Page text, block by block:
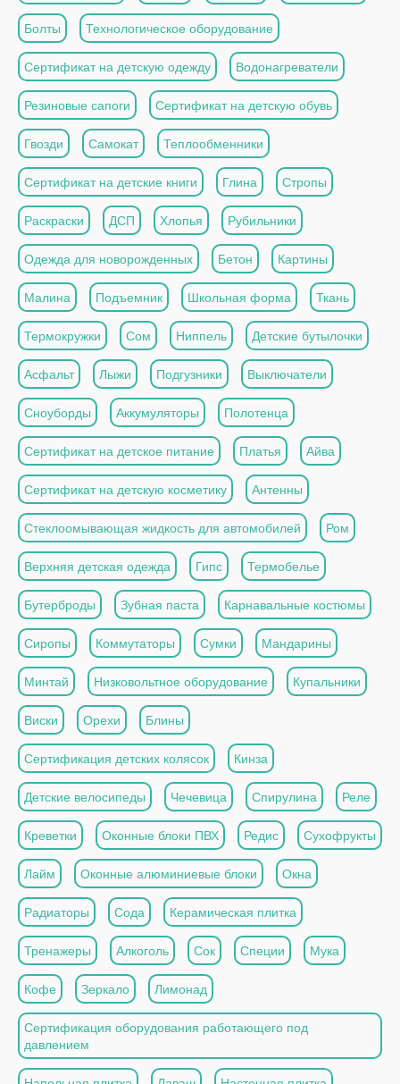
Болты Технологическое оборудование
Сертификат на детскую одежду Водонагреватели
Резиновые сапоги Сертификат на детскую обувь
Гвозди Самокат Теплообменники
Сертификат на детские книги Глина Стропы
Раскраски ДСП Хлопья Рубильники
Одежда для новорожденных Бетон Картины
Малина Подъемник Школьная форма Ткань
Термокружки Сом Ниппель Детские бутылочки
Асфальт Лыжи Подгузники Выключатели
Сноуборды Аккумуляторы Полотенца
Сертификат на детское питание Платья Айва
Сертификат на детскую косметику Антенны
Стеклоомывающая жидкость для автомобилей Ром
Верхняя детская одежда Гипс Термобелье
Бутерброды Зубная паста Карнавальные костюмы
Сиропы Коммутаторы Сумки Мандарины
Минтай Низковольтное оборудование Купальники
Виски Орехи Блины
Сертификация детских колясок Кинза
Детские велосипеды Чечевица Спирулина Реле
Креветки Оконные блоки ПВХ Редис Сухофрукты
Лайм Оконные алюминиевые блоки Окна
Радиаторы Сода Керамическая плитка
Тренажеры Алкоголь Сок Специи Мука
Кофе Зеркало Лимонад
Сертификация оборудования работающего под
давлением